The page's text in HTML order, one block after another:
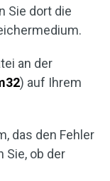
Sie dort die
an der
) auf Ihrem
das den Fehler
Sie, ob der